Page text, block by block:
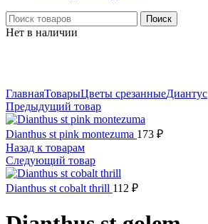
Поиск
Нет в наличии
ГлавнаяТоварыЦветы срезанныеДиантус
Предыдущий товар
Dianthus st pink montezuma 173 ₽
Назад к товарам
Следующий товар
Dianthus st cobalt thrill 112 ₽